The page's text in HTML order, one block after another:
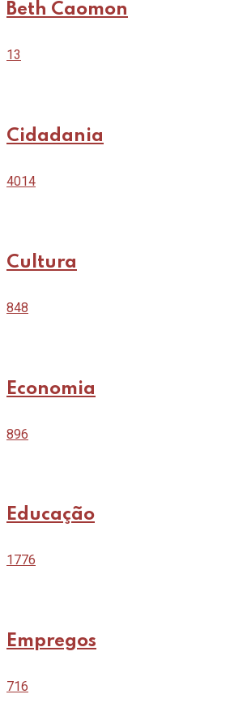
Beth Caomon
13
Cidadania
4014
Cultura
848
Economia
896
Educação
1776
Empregos
716